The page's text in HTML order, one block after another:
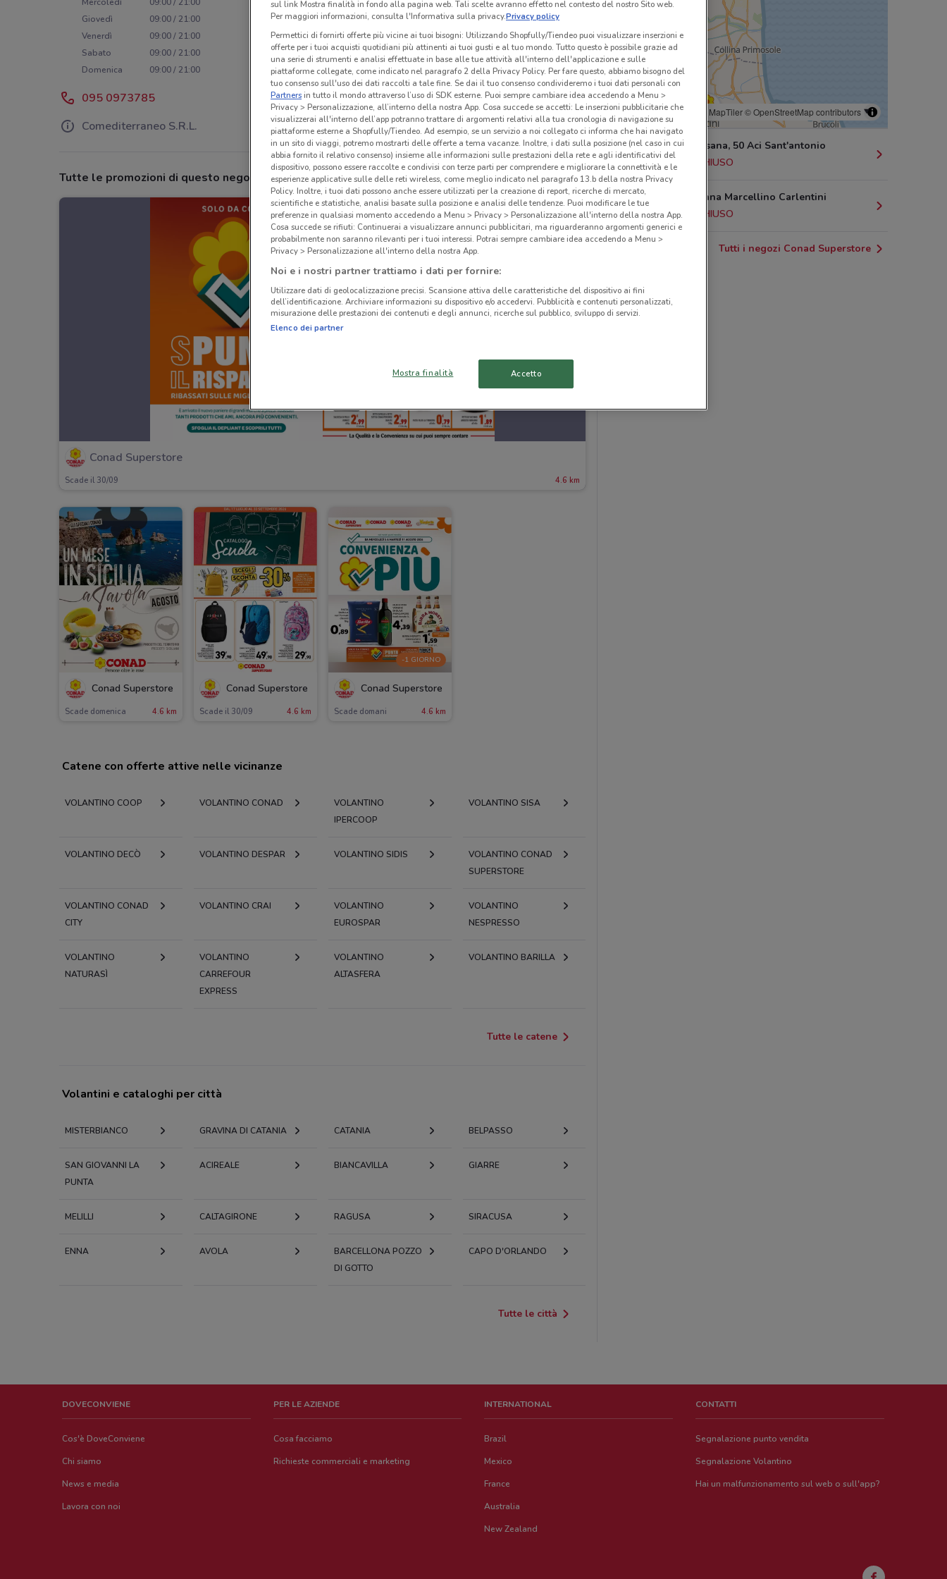
Giovedì
09:00 / 21:00
Venerdì
09:00 / 21:00
Sabato
09:00 / 21:00
Domenica
09:00 / 21:00
095 0973785
Comediterraneo S.R.L.
Tutte le promozioni di questo negozio
Conad Superstore
Scade il 30/09 4.6 km
Conad Superstore
Scade domenica 4.6 km
Conad Superstore
Scade il 30/09 4.6 km
-1 GIORNO
Conad Superstore
Scade domani 4.6 km
© MapTiler© OpenStreetMap contributors
Via Marchesana, 50 Aci Sant'antonio
13.8 km
CHIUSO
C.Da Madonna Marcellino Carlentini
23.8 km
CHIUSO
Tutti i negozi Conad Superstore
Catene con offerte attive nelle vicinanze
VOLANTINO COOP VOLANTINO CONAD
VOLANTINO
IPERCOOP
VOLANTINO SISA
VOLANTINO DECÒ VOLANTINO DESPAR VOLANTINO SIDIS
VOLANTINO CONAD
SUPERSTORE
VOLANTINO CONAD
CITY
VOLANTINO CRAI
VOLANTINO
EUROSPAR
VOLANTINO
NESPRESSO
VOLANTINO
NATURASÌ
VOLANTINO
CARREFOUR
EXPRESS
VOLANTINO
ALTASFERA
VOLANTINO BARILLA
Tutte le catene
Volantini e cataloghi per città
MISTERBIANCO GRAVINA DI CATANIA CATANIA BELPASSO
SAN GIOVANNI LA
PUNTA
ACIREALE BIANCAVILLA GIARRE
MELILLI CALTAGIRONE RAGUSA SIRACUSA
ENNA AVOLA
BARCELLONA POZZO
DI GOTTO
CAPO D'ORLANDO
Tutte le città
DOVECONVIENE
Cos'è DoveConviene
Chi siamo
News e media
Lavora con noi
PER LE AZIENDE
Cosa facciamo
Richieste commerciali e marketing
INTERNATIONAL
Brazil
Mexico
France
Australia
New Zealand
CONTATTI
Segnalazione punto vendita
Segnalazione Volantino
Hai un malfunzionamento sul web o sull'app?
sul link Mostra finalità in fondo alla pagina web. Tali scelte avranno effetto nel contesto del nostro Sito web.
Per maggiori informazioni, consulta l'Informativa sulla privacy.Privacy policy
Permettici di fornirti offerte più vicine ai tuoi bisogni: Utilizzando Shopfully/Tiendeo puoi visualizzare inserzioni e
offerte per i tuoi acquisti quotidiani più attinenti ai tuoi gusti e al tuo mondo. Tutto questo è possibile grazie ad
una serie di strumenti e analisi effettuate in base alle tue attività all'interno dell'applicazione e sulle
piattaforme collegate, come indicato nel paragrafo 2 della Privacy Policy. Per fare questo, abbiamo bisogno del
tuo consenso sull'uso dei dati raccolti a tale fine. Se dai il tuo consenso condivideremo i tuoi dati personali con
Partnersin tutto il mondo attraverso l’uso di SDK esterne. Puoi sempre cambiare idea accedendo a Menu >
Privacy > Personalizzazione, all’interno della nostra App. Cosa succede se accetti: Le inserzioni pubblicitarie che
visualizzerai all'interno dell’app potranno trattare di argomenti relativi alla tua cronologia di navigazione su
piattaforme esterne a Shopfully/Tiendeo. Ad esempio, se un servizio a noi collegato ci informa che hai navigato
in un sito di viaggi, potremo mostrarti delle offerte a tema vacanze. Inoltre, i dati sulla posizione (nel caso in cui
abbia fornito il relativo consenso) insieme alle informazioni sulle prestazioni della rete e agli identificativi del
dispositivo, possono essere raccolte e condivisi con terze parti per comprendere e migliorare la connettività e le
esperienze applicative sulle delle reti wireless, come meglio indicato nel paragrafo 13.b della nostra Privacy
Policy. Inoltre, i tuoi dati possono anche essere utilizzati per la creazione di report, ricerche di mercato,
scientifiche e statistiche, analisi basate sulla posizione e analisi delle tendenze. Puoi modificare le tue
preferenze in qualsiasi momento accedendo a Menu > Privacy > Personalizzazione all'interno della nostra App.
Cosa succede se rifiuti: Continuerai a visualizzare annunci pubblicitari, ma riguarderanno argomenti generici e
probabilmente non saranno rilevanti per i tuoi interessi. Potrai sempre cambiare idea accedendo a Menu >
Privacy > Personalizzazione all'interno della nostra App.
Noi e i nostri partner trattiamo i dati per fornire:
Utilizzare dati di geolocalizzazione precisi. Scansione attiva delle caratteristiche del dispositivo ai fini
dell’identificazione. Archiviare informazioni su dispositivo e/o accedervi. Pubblicità e contenuti personalizzati,
misurazione delle prestazioni dei contenuti e degli annunci, ricerche sul pubblico, sviluppo di servizi.
Elenco dei partner
Mostra finalità Accetto